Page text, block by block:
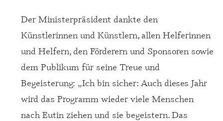
Der Ministerpräsident dankte den
Künstlerinnen und Künstlern, allen Helferinnen
und Helfern, den Förderern und Sponsoren sowie
dem Publikum für seine Treue und
Begeisterung: „Ich bin sicher: Auch dieses Jahr
wird das Programm wieder viele Menschen
nach Eutin ziehen und sie begeistern. Das